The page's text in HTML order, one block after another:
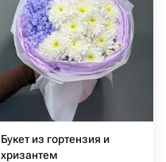
Букет из гортензия и
хризантем